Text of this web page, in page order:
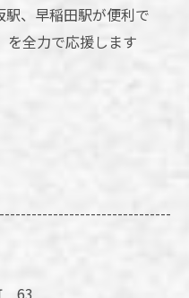
、早稲田駅が便利で
を全力で応援します